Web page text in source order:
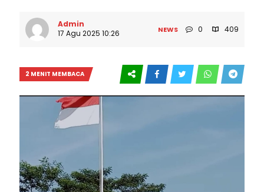
Admin
17 Agu 2025 10:26
NEWS 0 409
2 MENIT MEMBACA